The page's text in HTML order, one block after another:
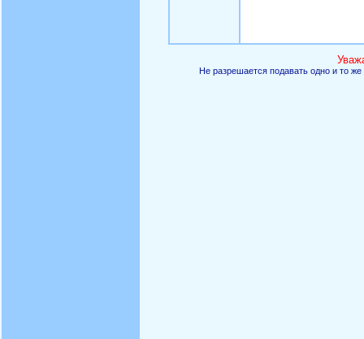
Не разрешается подавать одно и то